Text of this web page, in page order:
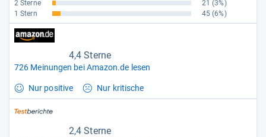
2 Sterne
21 (3%)
1 Stern
45 (6%)
4,4 Sterne
726 Meinungen bei Amazon.de lesen
Nur positive Nur kritische
2,4 Sterne